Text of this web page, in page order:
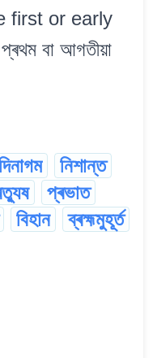
first or early
বা আগতীয়া
নিশান্ত
প্ৰভাত
বিহান
ব্ৰহ্মমুহূৰ্ত